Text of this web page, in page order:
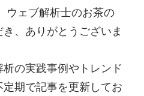
ウェブ解析士のお茶の
、ありがとうございま
の実践事例やトレンド
期で記事を更新してお